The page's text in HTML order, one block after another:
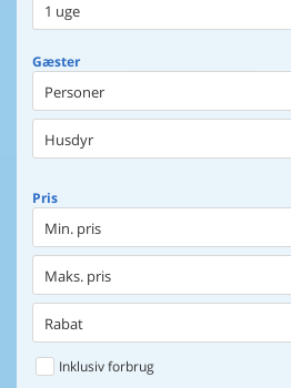
1 uge
Gæster
Personer
Husdyr
Pris
Min. pris
Maks. pris
Rabat
Inklusiv forbrug